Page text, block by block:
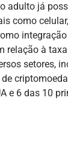
adulto já
como
relação à
setores,
e 6 das 10